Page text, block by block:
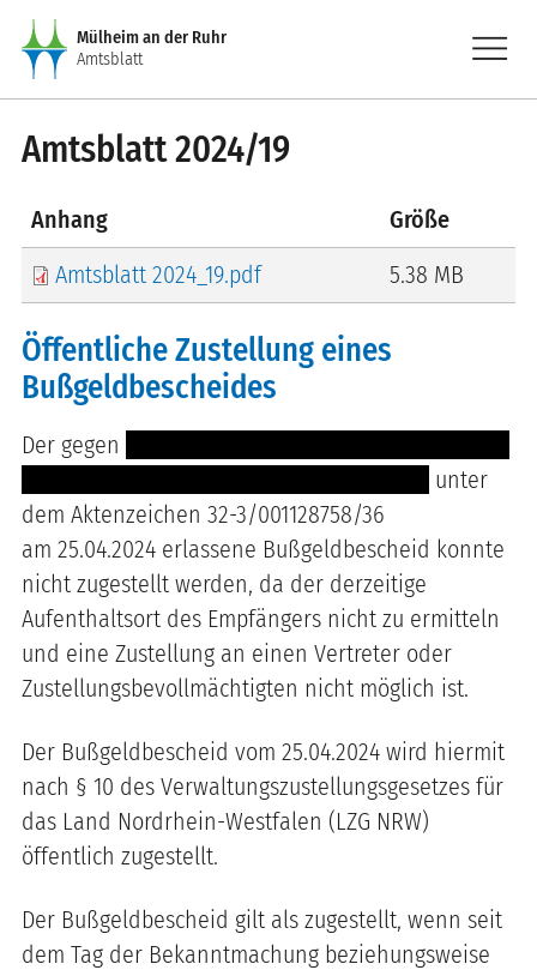
Direkt zum Inhalt
Mülheim an der Ruhr
Amtsblatt
menu
Amtsblatt 2024/19
Anhang
Größe
Amtsblatt 2024_19.pdf
5.38 MB
Öffentliche Zustellung eines
Bußgeldbescheides
Der gegen
unter
dem Aktenzeichen 32-3/001128758/36
am 25.04.2024 erlassene Bußgeldbescheid konnte
nicht zugestellt werden, da der derzeitige
Aufenthaltsort des Empfängers nicht zu ermitteln
und eine Zustellung an einen Vertreter oder
Zustellungsbevollmächtigten nicht möglich ist.
Der Bußgeldbescheid vom 25.04.2024 wird hiermit
nach § 10 des Verwaltungszustellungsgesetzes für
das Land Nordrhein-Westfalen (LZG NRW)
öffentlich zugestellt.
Der Bußgeldbescheid gilt als zugestellt, wenn seit
dem Tag der Bekanntmachung beziehungsweise